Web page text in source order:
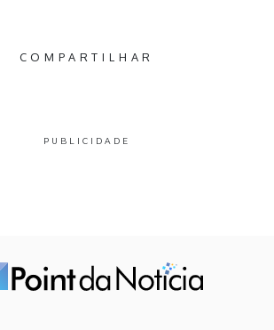
COMPARTILHAR
PUBLICIDADE